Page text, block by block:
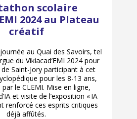
scolaire
2024 au Plateau
créatif
au Quai des Savoirs, tel
du Vikiacad’EMI 2024 pour
Saint-Jory participant à cet
pour les 8-13 ans,
le CLEMI. Mise en ligne,
et visite de l’exposition « IA
renforcé ces esprits critiques
déjà affûtés.